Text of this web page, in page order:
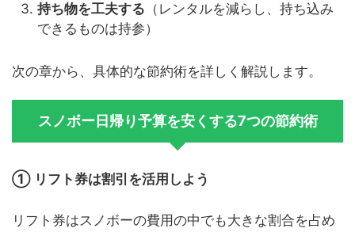
持ち物を工夫する （レンタルを減らし、持ち込み
できるものは持参）
次の章から、具体的な節約術を詳しく解説します。
スノボー日帰り予算を安くする7つの節約術
① リフト券は割引を活用しよう
リフト券はスノボーの費用の中でも大きな割合を占め